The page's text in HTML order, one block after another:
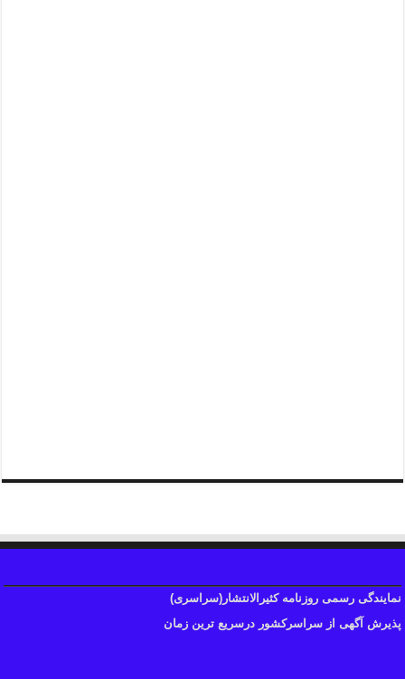
نمایندگی رسمی روزنامه کثیرالانتشار(سراسری)
پذیرش آگهی از سراسرکشور درسریع ترین زمان